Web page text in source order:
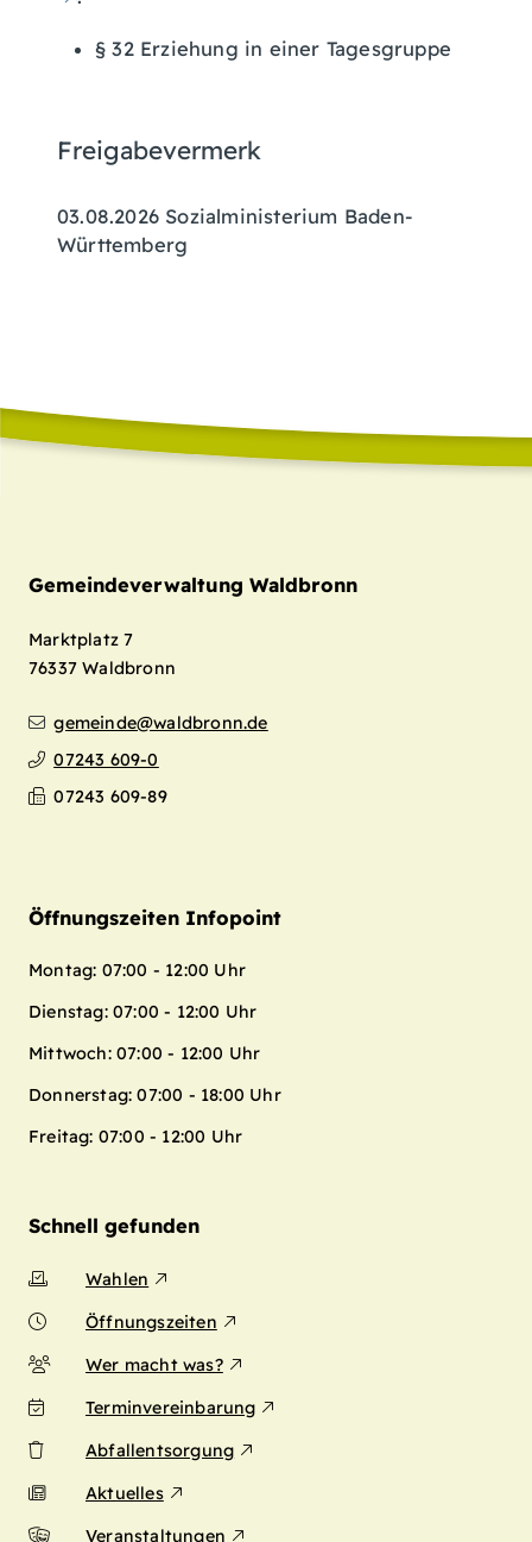
§ 32 Erziehung in einer Tagesgruppe
Freigabevermerk
03.08.2026 Sozialministerium Baden-
Württemberg
Gemeindeverwaltung Waldbronn
Marktplatz 7
76337 Waldbronn
gemeinde@waldbronn.de
07243 609-0
07243 609-89
Öffnungszeiten Infopoint
Montag: 07:00 - 12:00 Uhr
Dienstag: 07:00 - 12:00 Uhr
Mittwoch: 07:00 - 12:00 Uhr
Donnerstag: 07:00 - 18:00 Uhr
Freitag: 07:00 - 12:00 Uhr
Schnell gefunden
Wahlen
Öffnungszeiten
Wer macht was?
Terminvereinbarung
Abfallentsorgung
Aktuelles
Veranstaltungen